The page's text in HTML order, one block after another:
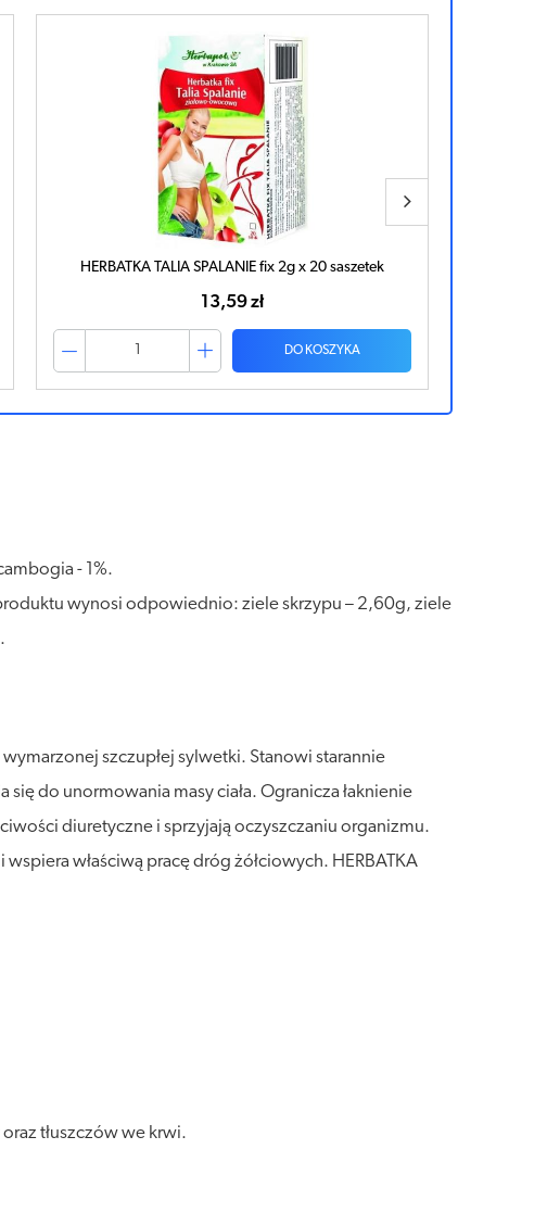
HERBATKA TALIA SPALANIE fix 2g x 20 saszetek
13,59 zł
DO KOSZYKA
- 1%.
wynosi odpowiednio: ziele skrzypu – 2,60g, ziele
szczupłej sylwetki. Stanowi starannie
do unormowania masy ciała. Ogranicza łaknienie
diuretyczne i sprzyjają oczyszczaniu organizmu.
właściwą pracę dróg żółciowych. HERBATKA
tłuszczów we krwi.